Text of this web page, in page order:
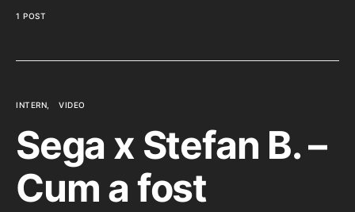
1 POST
INTERN VIDEO
Sega x Stefan B. –
Cum a fost